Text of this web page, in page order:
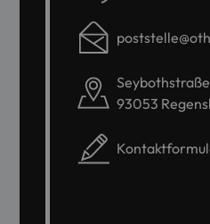
93053